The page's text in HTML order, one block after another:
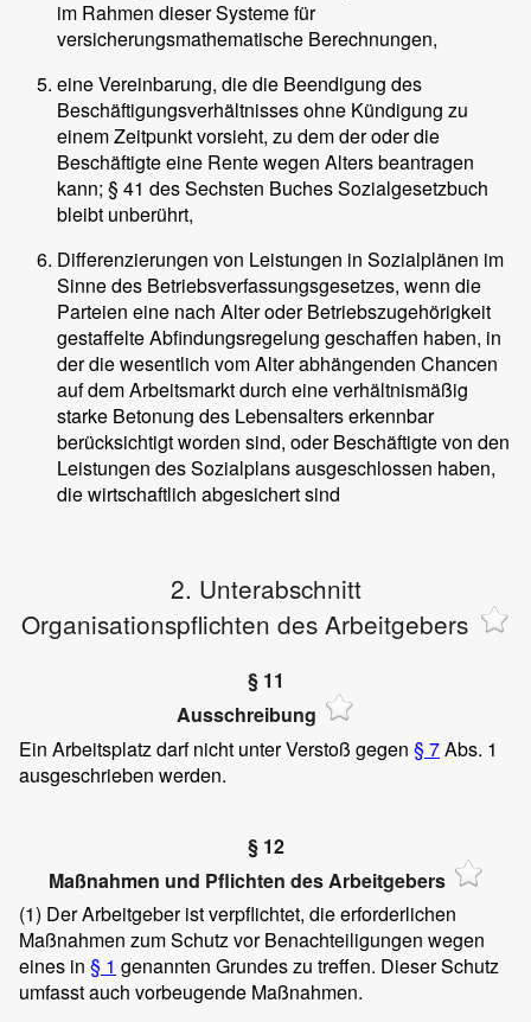
im Rahmen dieser Systeme für
versicherungsmathematische Berechnungen,
eine Vereinbarung, die die Beendigung des
Beschäftigungsverhältnisses ohne Kündigung zu
einem Zeitpunkt vorsieht, zu dem der oder die
Beschäftigte eine Rente wegen Alters beantragen
kann; § 41 des Sechsten Buches Sozialgesetzbuch
bleibt unberührt,
Differenzierungen von Leistungen in Sozialplänen im
Sinne des Betriebsverfassungsgesetzes, wenn die
Parteien eine nach Alter oder Betriebszugehörigkeit
gestaffelte Abfindungsregelung geschaffen haben, in
der die wesentlich vom Alter abhängenden Chancen
auf dem Arbeitsmarkt durch eine verhältnismäßig
starke Betonung des Lebensalters erkennbar
berücksichtigt worden sind, oder Beschäftigte von den
Leistungen des Sozialplans ausgeschlossen haben,
die wirtschaftlich abgesichert sind
2. Unterabschnitt
Organisationspflichten des Arbeitgebers
§ 11
Ausschreibung
Ein Arbeitsplatz darf nicht unter Verstoß gegen § 7Abs. 1
ausgeschrieben werden.
§ 12
Maßnahmen und Pflichten des Arbeitgebers
(1) Der Arbeitgeber ist verpflichtet, die erforderlichen
Maßnahmen zum Schutz vor Benachteiligungen wegen
eines in § 1 genannten Grundes zu treffen. Dieser Schutz
umfasst auch vorbeugende Maßnahmen.